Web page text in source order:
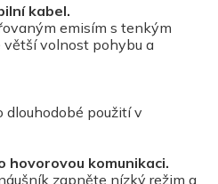
kabel.
emisím s tenkým
větší volnost pohybu a
použití v
hovorovou komunikaci.
zapněte nízký režim a